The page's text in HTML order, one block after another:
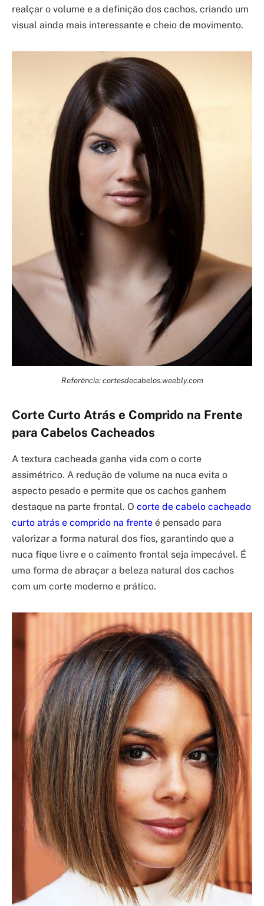
realçar o volume e a definição dos cachos, criando um
visual ainda mais interessante e cheio de movimento.
Referência: cortesdecabelos.weebly.com
Corte Curto Atrás e Comprido na Frente
para Cabelos Cacheados
A textura cacheada ganha vida com o corte
assimétrico. A redução de volume na nuca evita o
aspecto pesado e permite que os cachos ganhem
destaque na parte frontal. O corte de cabelo cacheado
curto atrás e comprido na frente é pensado para
valorizar a forma natural dos fios, garantindo que a
nuca fique livre e o caimento frontal seja impecável. É
uma forma de abraçar a beleza natural dos cachos
com um corte moderno e prático.